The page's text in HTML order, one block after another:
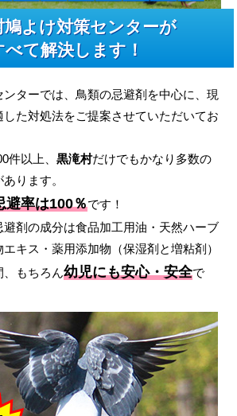
鳩よけ対策センターが
べて解決します！
ターでは、鳥類の忌避剤を中心に、現
た対処法をご提案させていただいてお
件以上、 黒滝村だけでもかなり多数の
ります。
避率は100％です！
剤の成分は食品加工用油・天然ハーブ
キス・薬用添加物（保湿剤と増粘剤）
、もちろん幼児にも安心・安全で